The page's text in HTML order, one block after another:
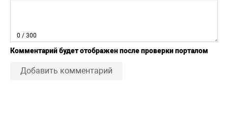
0 / 300
Комментарий будет отображен после проверки порталом
Добавить комментарий